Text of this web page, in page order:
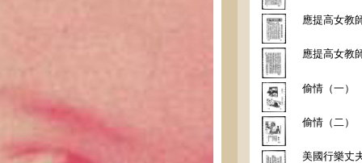
應提高女教
應提高女教
偷情（一）
偷情（二）
美國行樂丈